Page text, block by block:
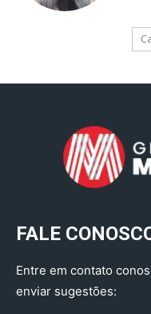
FALE
Entre em contato
enviar sugestões: